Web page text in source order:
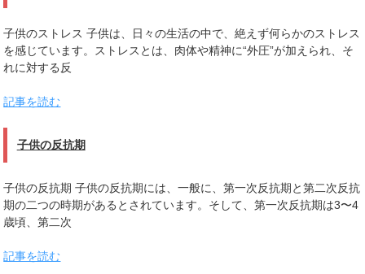
子供のストレス 子供は、日々の生活の中で、絶えず何らかのストレス
を感じています。ストレスとは、肉体や精神に“外圧”が加えられ、そ
れに対する反
記事を読む
子供の反抗期
子供の反抗期 子供の反抗期には、一般に、第一次反抗期と第二次反抗
期の二つの時期があるとされています。そして、第一次反抗期は3〜4
歳頃、第二次
記事を読む